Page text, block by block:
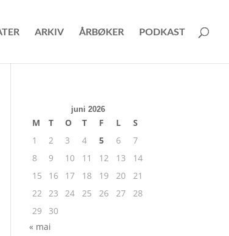
ARKIV ÅRBØKER PODKAST
juni 2026
M T O T F L
S
1
2 3 4 5 6
7
8
9 10 11 12 13
14
15
16 17 18 19 20
21
22
23 24 25 26 27
28
29
30
« mai